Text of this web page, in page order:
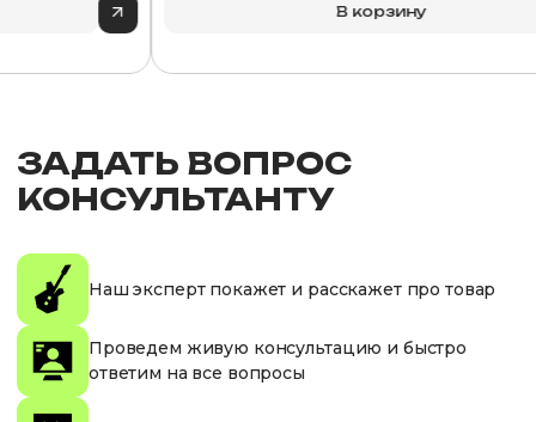
В корзину
ЗАДАТЬ ВОПРОС
КОНСУЛЬТАНТУ
Наш эксперт покажет и расскажет про товар
Проведем живую консультацию и быстро
ответим на все вопросы